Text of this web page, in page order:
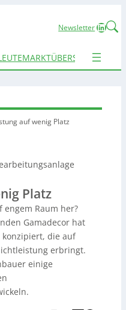
Newsletter
MARKTÜBERSICHTEN
auf wenig Platz
Platz
Raum her?
Gamadecor hat
konzipiert, die auf
erbringt.
einige